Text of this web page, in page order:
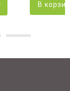
В